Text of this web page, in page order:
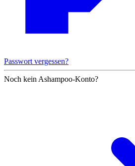
Passwort vergessen?
Noch kein Ashampoo-Konto?